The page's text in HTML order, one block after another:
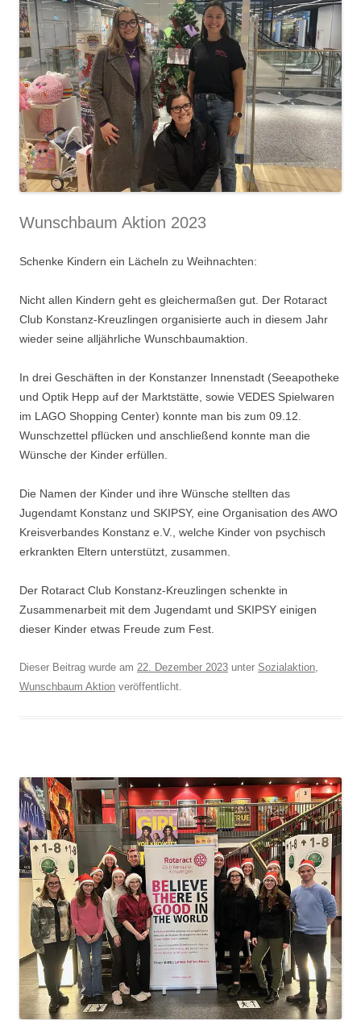
Wunschbaum Aktion 2023
Schenke Kindern ein Lächeln zu Weihnachten:
Nicht allen Kindern geht es gleichermaßen gut. Der Rotaract
Club Konstanz-Kreuzlingen organisierte auch in diesem Jahr
wieder seine alljährliche Wunschbaumaktion.
In drei Geschäften in der Konstanzer Innenstadt (Seeapotheke
und Optik Hepp auf der Marktstätte, sowie VEDES Spielwaren
im LAGO Shopping Center) konnte man bis zum 09.12.
Wunschzettel pflücken und anschließend konnte man die
Wünsche der Kinder erfüllen.
Die Namen der Kinder und ihre Wünsche stellten das
Jugendamt Konstanz und SKIPSY, eine Organisation des AWO
Kreisverbandes Konstanz e.V., welche Kinder von psychisch
erkrankten Eltern unterstützt, zusammen.
Der Rotaract Club Konstanz-Kreuzlingen schenkte in
Zusammenarbeit mit dem Jugendamt und SKIPSY einigen
dieser Kinder etwas Freude zum Fest.
Dieser Beitrag wurde am 22. Dezember 2023 unter Sozialaktion
Wunschbaum Aktion veröffentlicht.